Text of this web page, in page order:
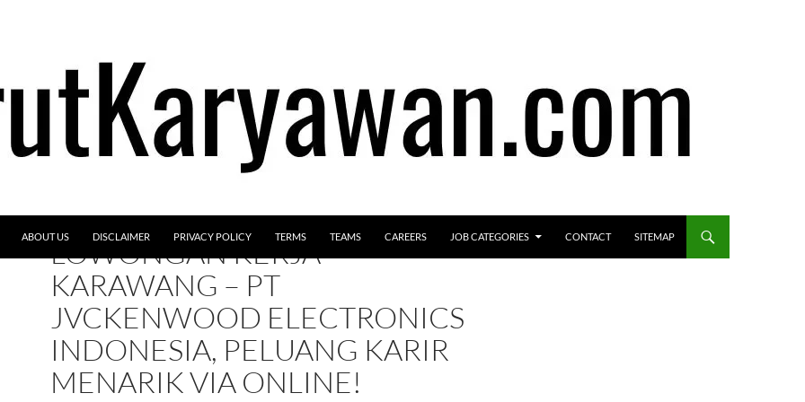
ABOUT US DISCLAIMER PRIVACY POLICY TERMS TEAMS CAREERS JOB CATEGORIES CONTACT SITEMAP
LOWONGAN KERJA
KARAWANG – PT
JVCKENWOOD ELECTRONICS
INDONESIA, PELUANG KARIR
MENARIK VIA ONLINE!